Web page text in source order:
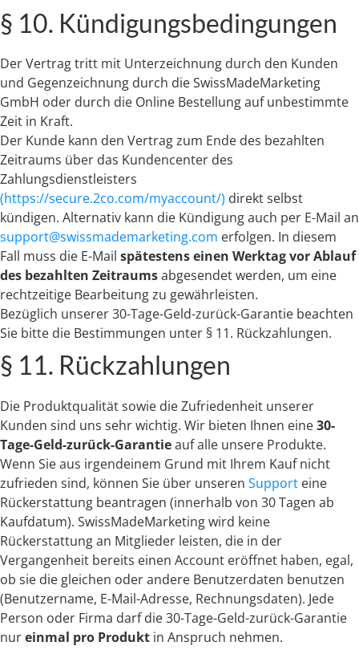
§ 10. Kündigungsbedingungen
Der Vertrag tritt mit Unterzeichnung durch den Kunden
und Gegenzeichnung durch die SwissMadeMarketing
GmbH oder durch die Online Bestellung auf unbestimmte
Zeit in Kraft.
Der Kunde kann den Vertrag zum Ende des bezahlten
Zeitraums über das Kundencenter des
Zahlungsdienstleisters
(https://secure.2co.com/myaccount/) direkt selbst
kündigen. Alternativ kann die Kündigung auch per E-Mail an
support@swissmademarketing.com erfolgen. In diesem
Fall muss die E-Mail spätestens einen Werktag vor Ablauf
des bezahlten Zeitraumsabgesendet werden, um eine
rechtzeitige Bearbeitung zu gewährleisten.
Bezüglich unserer 30-Tage-Geld-zurück-Garantie beachten
Sie bitte die Bestimmungen unter § 11. Rückzahlungen.
§ 11. Rückzahlungen
Die Produktqualität sowie die Zufriedenheit unserer
Kunden sind uns sehr wichtig. Wir bieten Ihnen eine30-
Tage-Geld-zurück-Garantieauf alle unsere Produkte.
Wenn Sie aus irgendeinem Grund mit Ihrem Kauf nicht
zufrieden sind, können Sie über unseren Support eine
Rückerstattung beantragen (innerhalb von 30 Tagen ab
Kaufdatum). SwissMadeMarketing wird keine
Rückerstattung an Mitglieder leisten, die in der
Vergangenheit bereits einen Account eröffnet haben, egal,
ob sie die gleichen oder andere Benutzerdaten benutzen
(Benutzername, E-Mail-Adresse, Rechnungsdaten). Jede
Person oder Firma darf die 30-Tage-Geld-zurück-Garantie
nureinmal pro Produkt in Anspruch nehmen.